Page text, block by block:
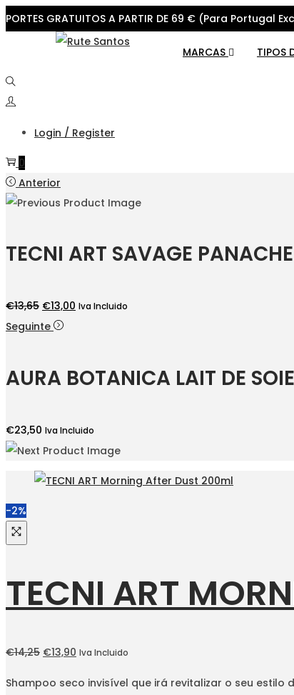
PORTES GRATUITOS A PARTIR DE 69 € (Para Portugal
navigation
content
MARCAS TIPOS
Login / Register
0
Anterior
TECNI ART SAVAGE
€13,65 O
preço
€13,65.
€13,00 O
€13,00.
Iva Incluido
Seguinte
AURA BOTANICA LAIT DE
€23,50 Iva Incluido
-2%
TECNI ART
€14,25 O
€13,90 O
Iva Incluido
Shampoo seco invisível que irá revitalizar o seu